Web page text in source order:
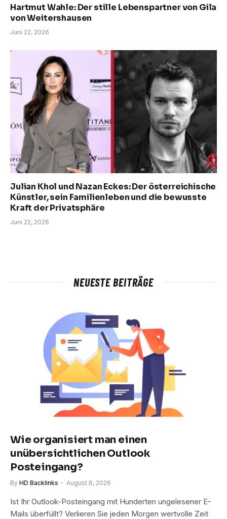
Hartmut Wahle: Der stille Lebenspartner von Gila
von Weitershausen
Juni 22, 2026
Julian Khol und Nazan Eckes: Der österreichische
Künstler, sein Familienleben und die bewusste
Kraft der Privatsphäre
Juni 22, 2026
NEUESTE BEITRÄGE
Wie organisiert man einen
unübersichtlichen Outlook
Posteingang?
By HD Backlinks August 6, 2026
Ist Ihr Outlook-Posteingang mit Hunderten ungelesener E-
Mails überfüllt? Verlieren Sie jeden Morgen wertvolle Zeit